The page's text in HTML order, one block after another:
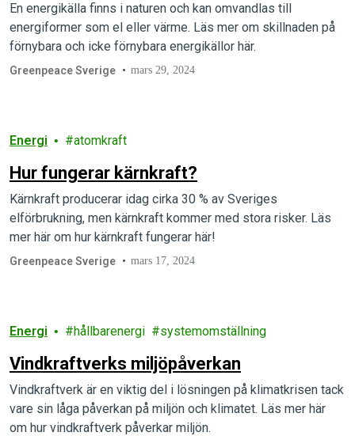
En energikälla finns i naturen och kan omvandlas till
energiformer som el eller värme. Läs mer om skillnaden på
förnybara och icke förnybara energikällor här.
Greenpeace Sverige mars 29, 2024
Energi atomkraft
Hur fungerar kärnkraft?
Kärnkraft producerar idag cirka 30 % av Sveriges
elförbrukning, men kärnkraft kommer med stora risker. Läs
mer här om hur kärnkraft fungerar här!
Greenpeace Sverige mars 17, 2024
Energi hållbarenergi systemomställning
Vindkraftverks miljöpåverkan
Vindkraftverk är en viktig del i lösningen på klimatkrisen tack
vare sin låga påverkan på miljön och klimatet. Läs mer här
om hur vindkraftverk påverkar miljön.